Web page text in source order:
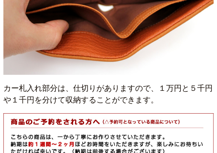
カー札入れ部分は、仕切りがありますので、１万円と５千円
や１千円を分けて収納することができます。